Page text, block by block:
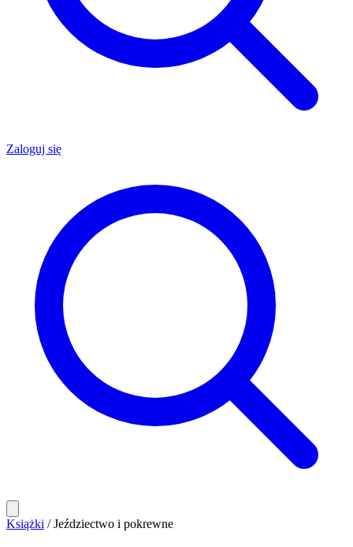
Zaloguj się
Książki / Jeździectwo i pokrewne